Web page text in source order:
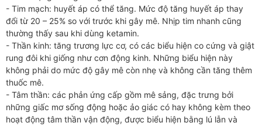
- Tim mạch: huyết áp có thể tăng. Mức độ tăng huyết áp thay
đổi từ 20 – 25% so với trước khi gây mê. Nhịp tim nhanh cũng
thường thấy sau khi dùng ketamin.
- Thần kinh: tăng trương lực cơ, có các biểu hiện co cứng và giật
rung đôi khi giống như cơn động kinh. Những biểu hiện này
không phải do mức độ gây mê còn nhẹ và không cần tăng thêm
thuốc mê.
- Tâm thần: các phản ứng cấp gồm mê sảng, đặc trưng bởi
những giấc mơ sống động hoặc ảo giác có hay không kèm theo
hoạt động tâm thần vận động, được biểu hiện bằng lú lẫn và